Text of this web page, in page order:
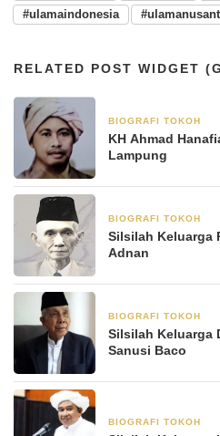
#ulamaindonesia
RELATED POST WIDGET
BIOGRAFI TOKOH
KH Ahmad
Lampung
BIOGRAFI TOKOH
Silsilah Keluarga
Adnan
BIOGRAFI TOKOH
Silsilah Keluarga
Sanusi Baco
BIOGRAFI TOKOH